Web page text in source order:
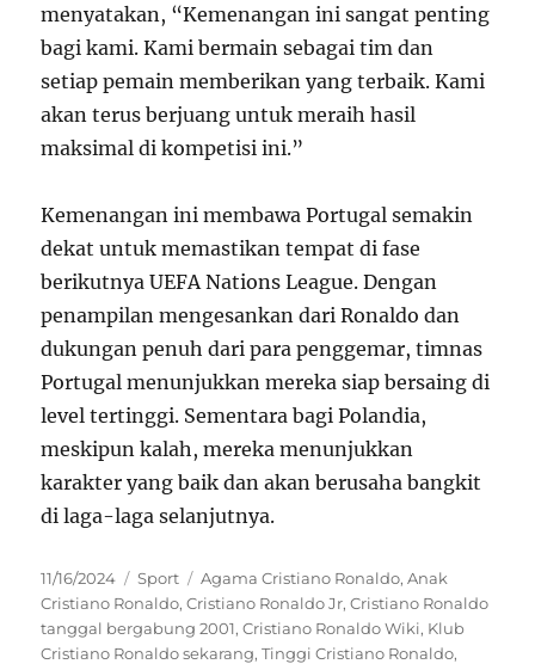
menyatakan, “Kemenangan ini sangat penting
bagi kami. Kami bermain sebagai tim dan
setiap pemain memberikan yang terbaik. Kami
akan terus berjuang untuk meraih hasil
maksimal di kompetisi ini.”
Kemenangan ini membawa Portugal semakin
dekat untuk memastikan tempat di fase
berikutnya UEFA Nations League. Dengan
penampilan mengesankan dari Ronaldo dan
dukungan penuh dari para penggemar, timnas
Portugal menunjukkan mereka siap bersaing di
level tertinggi. Sementara bagi Polandia,
meskipun kalah, mereka menunjukkan
karakter yang baik dan akan berusaha bangkit
di laga-laga selanjutnya.
Posted
on
11/16/2024 Categories
Sport Tags
Agama Cristiano Ronaldo,Anak
Cristiano Ronaldo,Cristiano Ronaldo Jr,Cristiano Ronaldo
tanggal bergabung 2001,Cristiano Ronaldo Wiki, Klub
Cristiano Ronaldo sekarang,Tinggi Cristiano Ronaldo,